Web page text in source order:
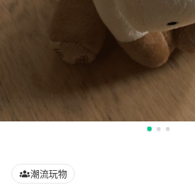
潮流玩物